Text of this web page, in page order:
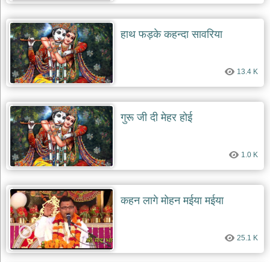
हाथ फड़के कहन्दा सावरिया
13.4 K
गुरू जी दी मेहर होई
1.0 K
कहन लागे मोहन मईया मईया
25.1 K